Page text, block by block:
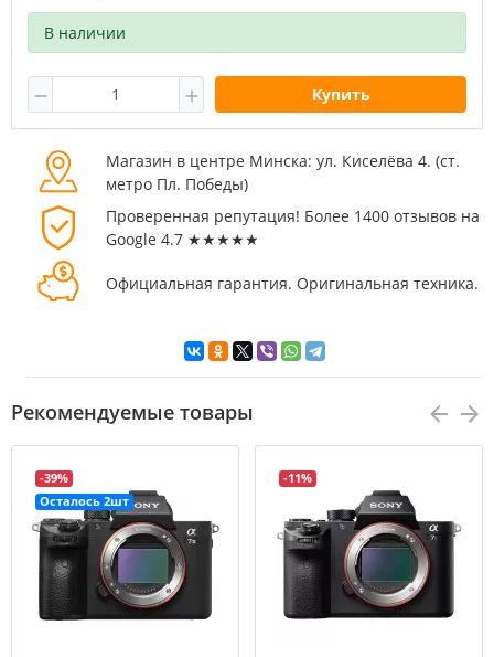
В наличии
Купить
Магазин в центре Минска: ул. Киселёва 4. (cт.
метро Пл. Победы)
Проверенная репутация! Более 1400 отзывов на
Google 4.7 ★★★★★
Официальная гарантия. Оригинальная техника.
Рекомендуемые товары
-39%
Осталось 2шт
-11%